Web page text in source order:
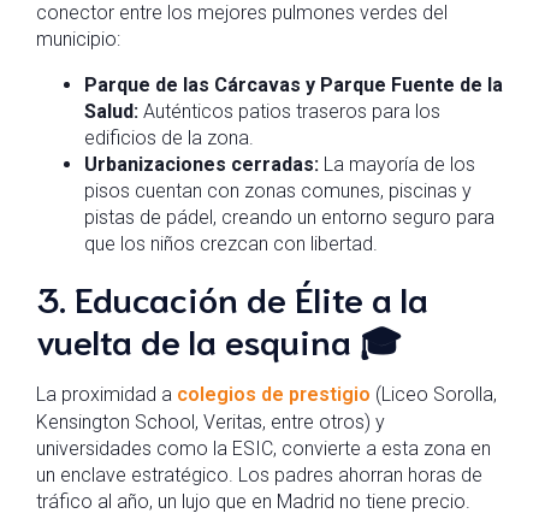
conector entre los mejores pulmones verdes del
municipio:
Parque de las Cárcavas y Parque Fuente de la
Salud: Auténticos patios traseros para los
edificios de la zona.
Urbanizaciones cerradas: La mayoría de los
pisos cuentan con zonas comunes, piscinas y
pistas de pádel, creando un entorno seguro para
que los niños crezcan con libertad.
3. Educación de Élite a la
vuelta de la esquina 🎓
La proximidad a colegios de prestigio (Liceo Sorolla,
Kensington School, Veritas, entre otros) y
universidades como la ESIC, convierte a esta zona en
un enclave estratégico. Los padres ahorran horas de
tráfico al año, un lujo que en Madrid no tiene precio.